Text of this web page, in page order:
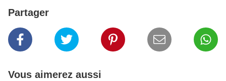
Partager
Vous aimerez aussi